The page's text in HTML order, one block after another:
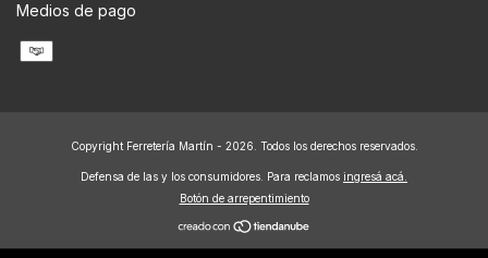
Medios de pago
Copyright Ferretería Martín - 2026. Todos los derechos reservados.
Defensa de las y los consumidores. Para reclamos ingresá acá.
Botón de arrepentimiento